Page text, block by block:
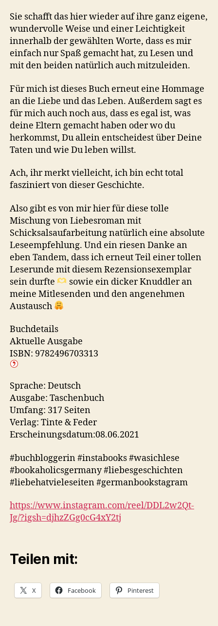
Sie schafft das hier wieder auf ihre ganz eigene,
wundervolle Weise und einer Leichtigkeit
innerhalb der gewählten Worte, dass es mir
einfach nur Spaß gemacht hat, zu Lesen und
mit den beiden natürlich auch mitzuleiden.
Für mich ist dieses Buch erneut eine Hommage
an die Liebe und das Leben. Außerdem sagt es
für mich auch noch aus, dass es egal ist, was
deine Eltern gemacht haben oder wo du
herkommst, Du allein entscheidest über Deine
Taten und wie Du leben willst.
Ach, ihr merkt vielleicht, ich bin echt total
fasziniert von dieser Geschichte.
Also gibt es von mir hier für diese tolle
Mischung von Liebesroman mit
Schicksalsaufarbeitung natürlich eine absolute
Leseempfehlung. Und ein riesen Danke an
eben Tandem, dass ich erneut Teil einer tollen
Leserunde mit diesem Rezensionsexemplar
sein durfte
sowie ein dicker Knuddler an
meine Mitlesenden und den angenehmen
Austausch
Buchdetails
Aktuelle Ausgabe
ISBN: 9782496703313
Sprache: Deutsch
Ausgabe: Taschenbuch
Umfang: 317 Seiten
Verlag: Tinte & Feder
Erscheinungsdatum:08.06.2021
#buchbloggerin #instabooks #wasichlese
#bookaholicsgermany #liebesgeschichten
#liebehatvieleseiten #germanbookstagram
https://www.instagram.com/reel/DDL2w2Qt-
Jg/?igsh=djhzZGg0cG4xY2tj
Teilen mit:
X Facebook Pinterest